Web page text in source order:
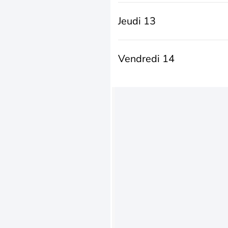
Jeudi 13
Vendredi 14